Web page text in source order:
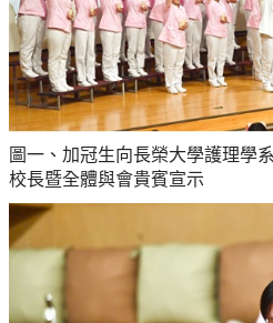
圖一、加冠生向長榮大學護理學
校長暨全體與會貴賓宣示